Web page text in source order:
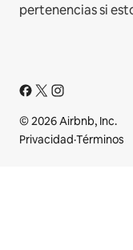
pertenencias si
© 2026 Airbnb, Inc.
Privacidad·Términos